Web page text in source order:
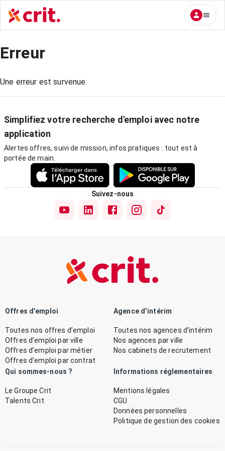
Erreur
Une erreur est survenue.
Simplifiez votre recherche d'emploi avec notre
application
Alertes offres, suivi de mission, infos pratiques : tout est à
portée de main.
Suivez-nous
Offres d’emploi
Toutes nos offres d’emploi
Offres d’emploi par ville
Offres d’emploi par métier
Offres d’emploi par contrat
Agence d’intérim
Toutes nos agences d’intérim
Nos agences par ville
Nos cabinets de recrutement
Qui sommes-nous ?
Le Groupe Crit
Talents Crit
Informations réglementaires
Mentions légales
CGU
Données personnelles
Politique de gestion des cookies